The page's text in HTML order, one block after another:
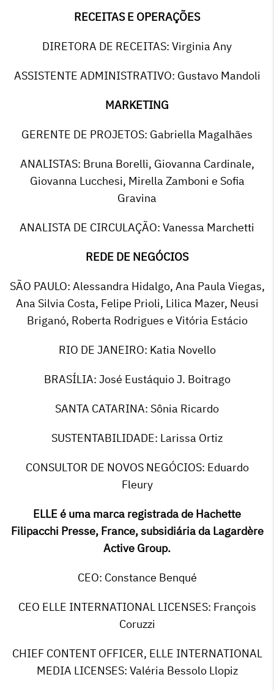
RECEITAS E OPERAÇÕES
DIRETORA DE RECEITAS: Virginia Any
ASSISTENTE ADMINISTRATIVO: Gustavo Mandoli
MARKETING
GERENTE DE PROJETOS: Gabriella Magalhães
ANALISTAS: Bruna Borelli, Giovanna Cardinale,
Giovanna Lucchesi, Mirella Zamboni e Sofia
Gravina
ANALISTA DE CIRCULAÇÃO: Vanessa Marchetti
REDE DE NEGÓCIOS
SÃO PAULO: Alessandra Hidalgo, Ana Paula Viegas,
Ana Silvia Costa, Felipe Prioli, Lilica Mazer, Neusi
Briganó, Roberta Rodrigues e Vitória Estácio
RIO DE JANEIRO: Katia Novello
BRASÍLIA: José Eustáquio J. Boitrago
SANTA CATARINA: Sônia Ricardo
SUSTENTABILIDADE: Larissa Ortiz
CONSULTOR DE NOVOS NEGÓCIOS: Eduardo
Fleury
ELLE é uma marca registrada de Hachette
Filipacchi Presse, France, subsidiária da Lagardère
Active Group.
CEO: Constance Benqué
CEO ELLE INTERNATIONAL LICENSES: François
Coruzzi
CHIEF CONTENT OFFICER, ELLE INTERNATIONAL
MEDIA LICENSES: Valéria Bessolo Llopiz